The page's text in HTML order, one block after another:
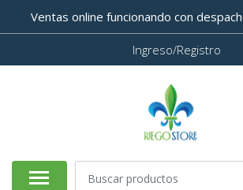
Ventas online funcionando con
Ingreso/Registro